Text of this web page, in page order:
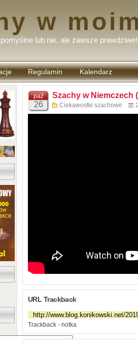
w
lub nie, ale zawsze prawdziwe!
Regulamin
komentarzy
Kalendarz
paź
26
Szachy w Niemczech
Ciekawostki szachowe
URL Trackback
Trackback - notka